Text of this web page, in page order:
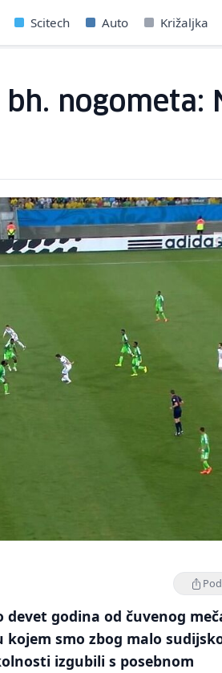
Scitech Auto Križaljka
bh.
godina od čuvenog
smo zbog malo
izgubili s posebnom